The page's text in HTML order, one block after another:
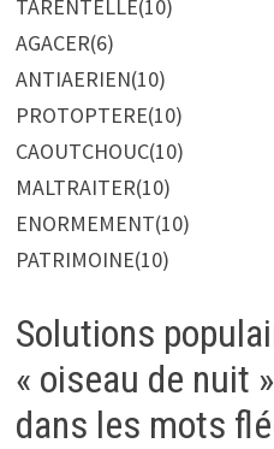
TARENTELLE(10)
AGACER(6)
ANTIAERIEN(10)
PROTOPTERE(10)
CAOUTCHOUC(10)
MALTRAITER(10)
ENORMEMENT(10)
PATRIMOINE(10)
Solutions
« oiseau de nuit
dans les mots